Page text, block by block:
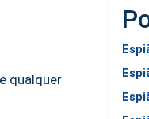
qualquer